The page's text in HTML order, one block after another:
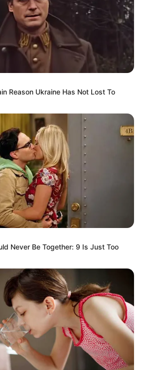
Reason Ukraine Has Not Lost To
Never Be Together: 9 Is Just Too